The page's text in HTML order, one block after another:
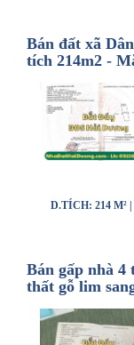
Bán đất xã
tích 214m2 -
D.TÍCH: 214 M² |
Bán gấp nhà
thất gỗ lim